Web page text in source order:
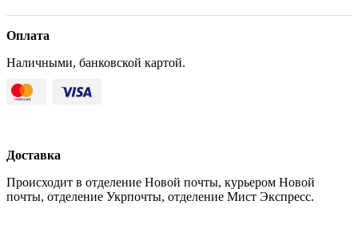
Оплата
Наличными, банковской картой.
Доставка
Происходит в отделение Новой почты, курьером Новой
почты, отделение Укрпочты, отделение Мист Экспресс.